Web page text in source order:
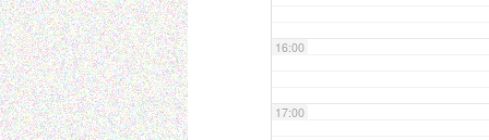
16:00
17:00